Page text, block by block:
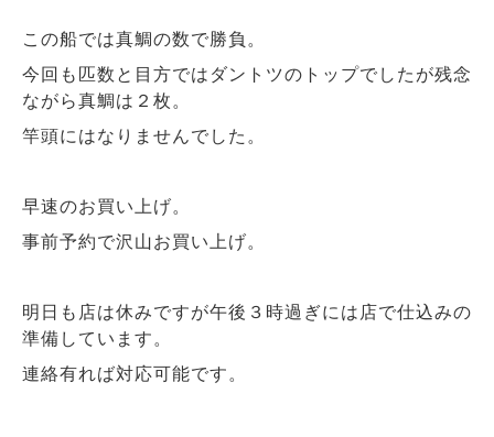
この船では真鯛の数で勝負。
今回も匹数と目方ではダントツのトップでしたが残念
ながら真鯛は２枚。
竿頭にはなりませんでした。
早速のお買い上げ。
事前予約で沢山お買い上げ。
明日も店は休みですが午後３時過ぎには店で仕込みの
準備しています。
連絡有れば対応可能です。